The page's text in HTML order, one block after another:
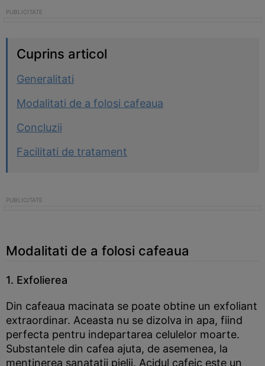
Cuprins articol
Generalitati
Modalitati de a folosi cafeaua
Concluzii
Facilitati de tratament
Modalitati de a folosi cafeaua
1. Exfolierea
Din cafeaua macinata se poate obtine un exfoliant
extraordinar. Aceasta nu se dizolva in apa, fiind
perfecta pentru indepartarea celulelor moarte.
Substantele din cafea ajuta, de asemenea, la
mentinerea sanatatii pielii. Acidul cafeic este un